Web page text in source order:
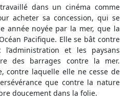
dans un cinéma comme
acheter sa concession, qui se
année noyée par la mer, que la
Pacifique. Elle se bât contre
et les paysans
des barrages contre la mer.
contre laquelle elle ne cesse de
que contre la nature
doucement dans la folie.